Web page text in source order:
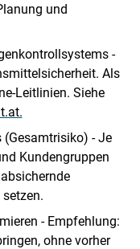
und
-
Als
Leitlinien. Siehe
(Gesamtrisiko) - Je
Kundengruppen
- Empfehlung:
ohne vorher